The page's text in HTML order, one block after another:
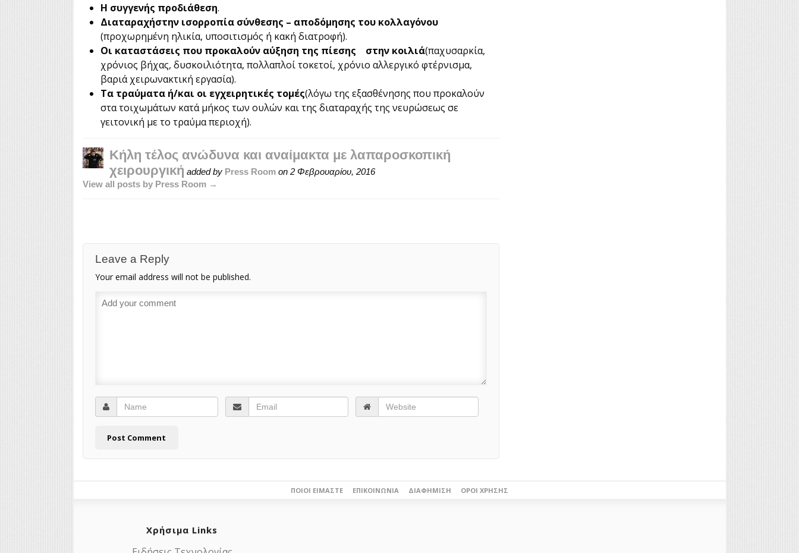
Η συγγενής προδιάθεση.
Διαταραχήστην ισορροπία σύνθεσης – αποδόμησης του κολλαγόνου
(προχωρημένη ηλικία, υποσιτισμός ή κακή διατροφή).
Οι καταστάσεις που προκαλούν αύξηση της πίεσης στην κοιλιά(παχυσαρκία,
χρόνιος βήχας, δυσκοιλιότητα, πολλαπλοί τοκετοί, χρόνιο αλλεργικό φτέρνισμα,
βαριά χειρωνακτική εργασία).
Τα τραύματα ή/και οι εγχειρητικές τομές(λόγω της εξασθένησης που προκαλούν
στα τοιχωμάτων κατά μήκος των ουλών και της διαταραχής της νευρώσεως σε
γειτονική με το τραύμα περιοχή).
Κήλη τέλος ανώδυνα και αναίμακτα με λαπαροσκοπική
χειρουργική added by Press Roomon 2 Φεβρουαρίου, 2016
View all posts by Press Room →
Leave a Reply
Your email address will not be published.
ΠΟΙΟΙ ΕΊΜΑΣΤΕ ΕΠΙΚΟΙΝΩΝΊΑ ΔΙΑΦΉΜΙΣΗ ΌΡΟΙ ΧΡΉΣΗΣ
Χρήσιμα Links